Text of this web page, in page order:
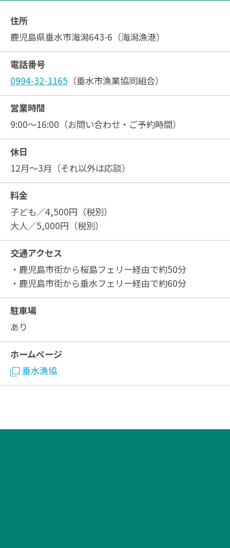
住所
鹿児島県垂水市海潟643-6（海潟漁港）
電話番号
0994-32-1165 （垂水市漁業協同組合）
営業時間
9:00～16:00（お問い合わせ・ご予約時間）
休日
12月～3月（それ以外は応談）
料金
子ども／4,500円（税別）
大人／5,000円（税別）
交通アクセス
・鹿児島市街から桜島フェリー経由で約50分
・鹿児島市街から垂水フェリー経由で約60分
駐車場
あり
ホームページ
垂水漁協